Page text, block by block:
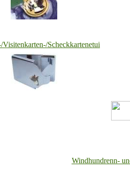
Visitenkarten-/Scheckkartenetui
Windhundrenn-